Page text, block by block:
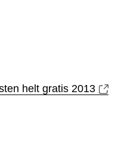
helt gratis 2013